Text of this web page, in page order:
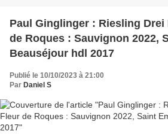
Paul Ginglinger : Riesling Drei
de Roques : Sauvignon 2022,
Beauséjour hdl 2017
Publié le 10/10/2023 à 21:00
Par Daniel S